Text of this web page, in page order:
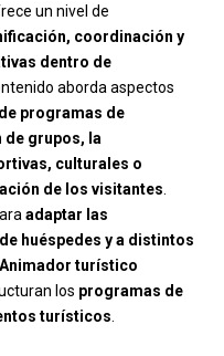
un nivel de
coordinación y
dentro de
aborda aspectos
programas de
grupos, la
culturales o
de los visitantes
adaptar las
huéspedes y a distintos
turístico
los programas de
turísticos